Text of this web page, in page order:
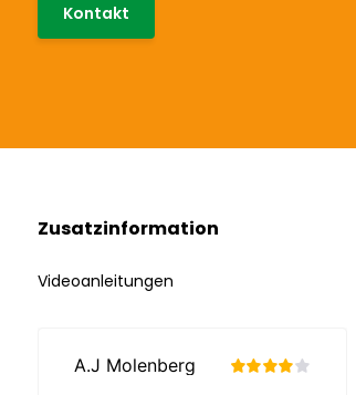
Kontakt
Zusatzinformation
Videoanleitungen